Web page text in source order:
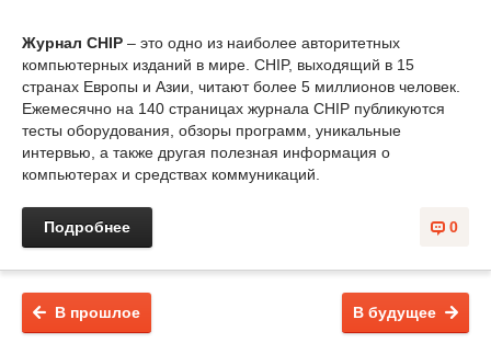
Журнал CHIP – это одно из наиболее авторитетных
компьютерных изданий в мире. CHIP, выходящий в 15
странах Европы и Азии, читают более 5 миллионов человек.
Ежемесячно на 140 страницах журнала CHIP публикуются
тесты оборудования, обзоры программ, уникальные
интервью, а также другая полезная информация о
компьютерах и средствах коммуникаций.
0
Подробнее
В будущее
В прошлое